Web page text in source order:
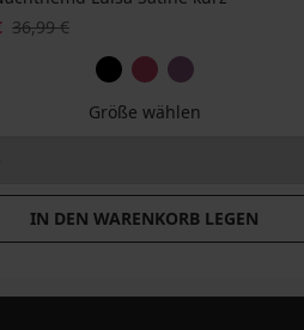
36,99 €
Größe wählen
IN DEN WARENKORB LEGEN